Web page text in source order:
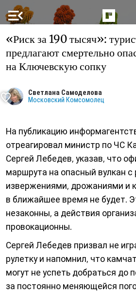
menu_open
«Риск за 190 тысяч»:
предлагают смертельно
на Ключевскую сопку
Светлана Самоделова
Московский Комсомолец
На публикацию
отреагировал министр по ЧС
Сергей Лебедев, указав, что
маршрута на опасный вулкан
извержениями, дрожаниями и
в ближайшее время не будет.
незаконны, а действия
провокационны.
Сергей Лебедев призвал не
рулетку и напомнил, что
могут не успеть добраться до
за постоянно меняющейся